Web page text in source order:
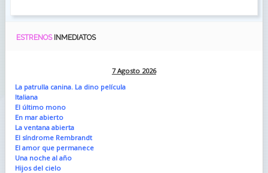
ESTRENOS INMEDIATOS
7 Agosto 2026
La patrulla canina. La dino película
Italiana
El último mono
En mar abierto
La ventana abierta
El síndrome Rembrandt
El amor que permanece
Una noche al año
Hijos del cielo